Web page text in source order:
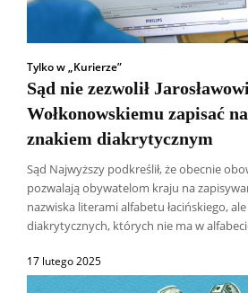
Tylko w „Kurierze”
Sąd nie zezwolił Jarosławowi
Wołkonowskiemu zapisać
znakiem diakrytycznym
Sąd Najwyższy podkreślił, że obecnie
pozwalają obywatelom kraju na
nazwiska literami alfabetu łacińskiego,
diakrytycznych, których nie ma w
17 lutego 2025